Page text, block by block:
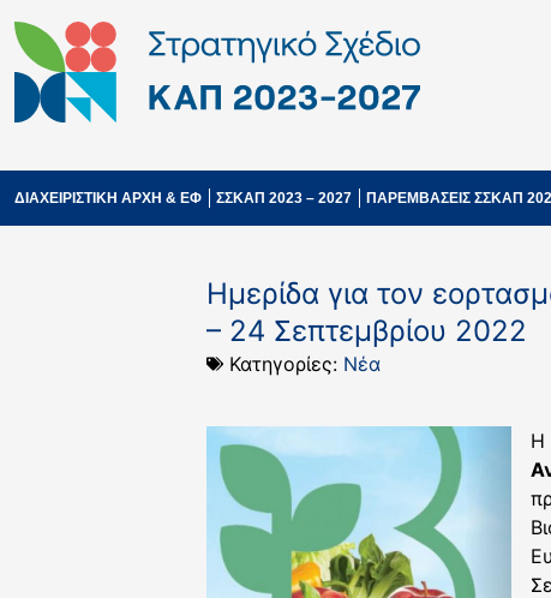
ΔΙΑΧΕΙΡΙΣΤΙΚΗ ΑΡΧΗ & ΕΦ ΣΣΚΑΠ 2023 – 2027 ΠΑΡΕΜΒΑΣΕΙΣ ΣΣΚΑΠ
Ημερίδα για τον
– 24 Σεπτεμβρίου 2022
Κατηγορίες: Νέα
Η